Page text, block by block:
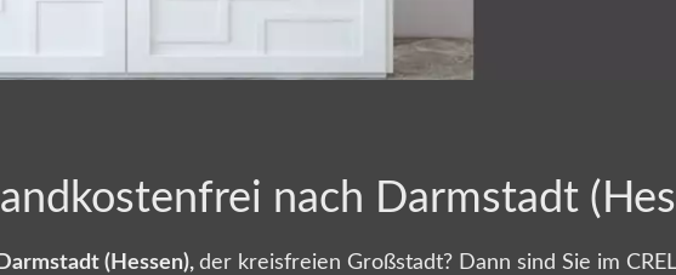
nach Darmstadt
(Hessen), der kreisfreien Großstadt? Dann sind Sie im